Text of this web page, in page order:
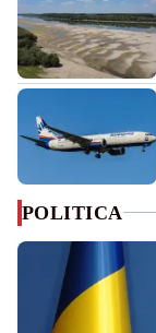
POLITICA